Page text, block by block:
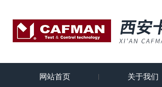
网站首页 关于我们